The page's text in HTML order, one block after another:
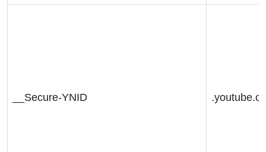
__Secure-YNID